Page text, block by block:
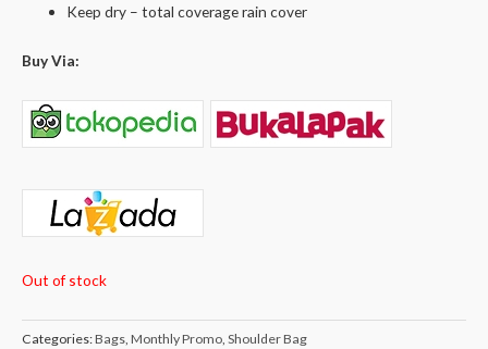
Keep dry – total coverage rain cover
Buy Via:
Out of stock
Categories:Bags, Monthly Promo, Shoulder Bag